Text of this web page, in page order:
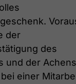
der
des
und der
einer